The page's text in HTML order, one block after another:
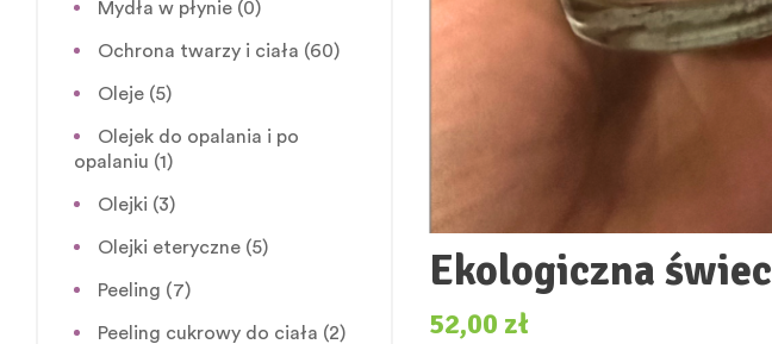
Ekologiczna
52,00 zł
Mydła w płynie (0)
Ochrona twarzy i ciała (60)
Oleje (5)
Olejek do opalania i po
opalaniu (1)
Olejki (3)
Olejki eteryczne (5)
Peeling (7)
Peeling cukrowy do ciała (2)